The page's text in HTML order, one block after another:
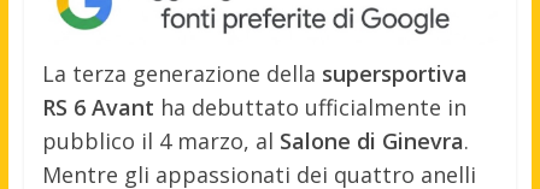
La terza generazione della supersportiva
RS 6 Avant ha debuttato ufficialmente in
pubblico il 4 marzo, al Salone di Ginevra.
Mentre gli appassionati dei quattro anelli